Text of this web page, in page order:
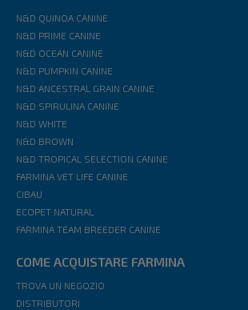
N&D QUINOA CANINE
N&D PRIME CANINE
N&D OCEAN CANINE
N&D PUMPKIN CANINE
N&D ANCESTRAL GRAIN CANINE
N&D SPIRULINA CANINE
N&D WHITE
N&D BROWN
N&D TROPICAL SELECTION CANINE
FARMINA VET LIFE CANINE
CIBAU
ECOPET NATURAL
FARMINA TEAM BREEDER CANINE
COME ACQUISTARE FARMINA
TROVA UN NEGOZIO
DISTRIBUTORI